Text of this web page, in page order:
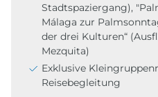
Stadtspaziergang),
Málaga zur
der drei Kulturen“
Mezquita)
Exklusive
Reisebegleitung